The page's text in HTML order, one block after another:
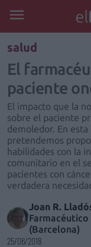
salud
El
paciente
El impacto que la
sobre el paciente
demoledor. En esta
pretendemos
habilidades con la
comunitario en el
pacientes con
verdadera
Joan R.
(Barcelona)
25/06/2018